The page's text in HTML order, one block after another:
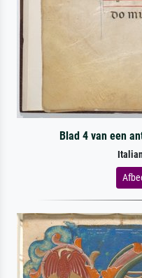
Blad 4 van een